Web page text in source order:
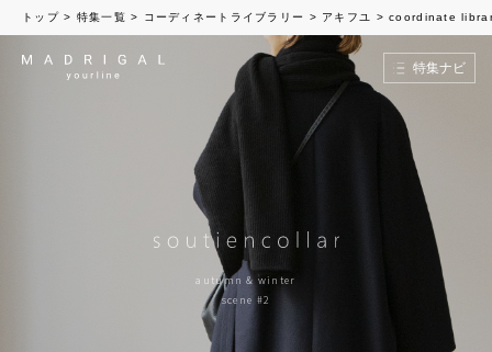
特集ナビ
トップ> 特集一覧 > コーディネートライブラリー > アキフユ >coordinate
autumn & winter
scene #2